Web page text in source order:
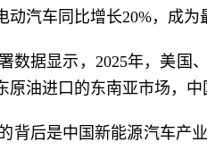
动汽车同比增长20%，成
数据显示，2025年，美国
原油进口的东南亚市场，
背后是中国新能源汽车产